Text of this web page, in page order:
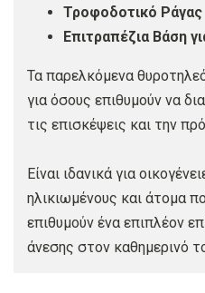
Τροφοδοτικό Ράγας
Επιτραπέζια Βάση
Τα παρελκόμενα
για όσους επιθυμούν να
τις επισκέψεις και την
Είναι ιδανικά για
ηλικιωμένους και άτομα
επιθυμούν ένα επιπλέον
άνεσης στον καθημερινό